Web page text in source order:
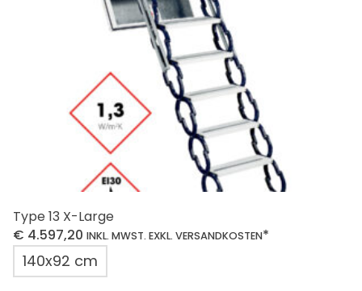
der
Produktseite
gewählt
werden
Type 13 X-Large
€ 4.597,20 INKL. MWST. EXKL. VERSANDKOSTEN*
140x92 cm